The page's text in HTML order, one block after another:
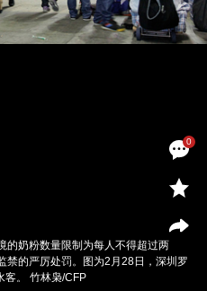
0
的奶粉数量限制为每人不得超过两
禁的严厉处罚。图为2月28日，深圳罗
客。 竹林枭/CFP